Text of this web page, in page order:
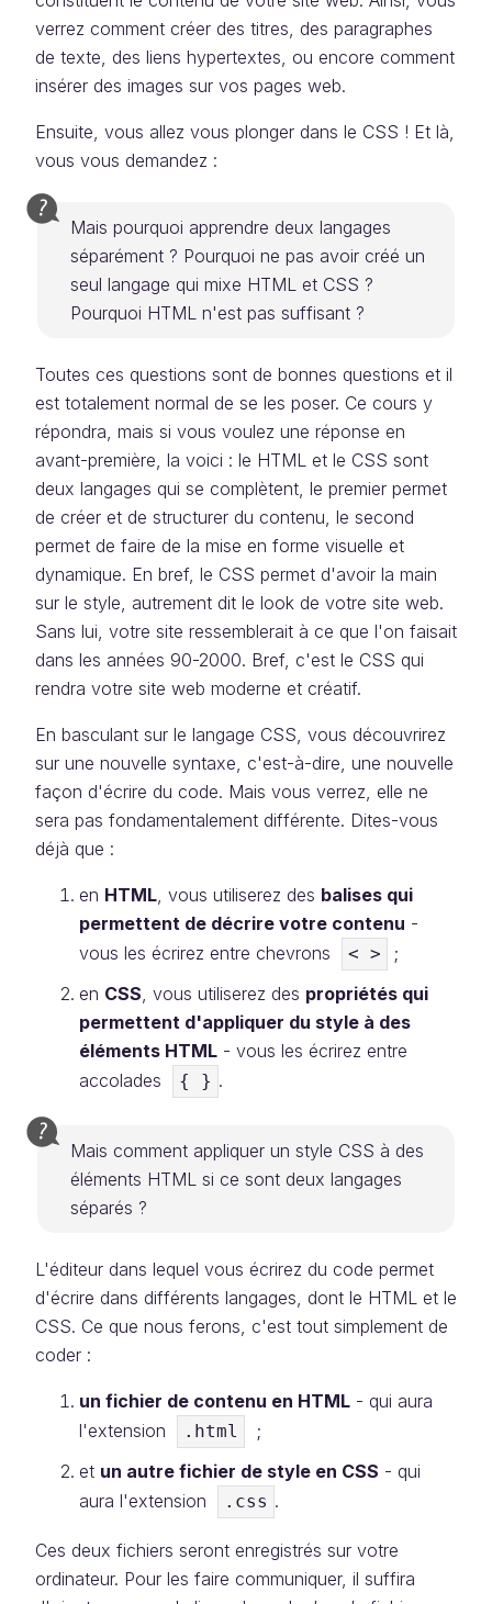
verrez comment créer des titres, des paragraphes
de texte, des liens hypertextes, ou encore comment
insérer des images sur vos pages web.
Ensuite, vous allez vous plonger dans le CSS ! Et là,
vous vous demandez :
Mais pourquoi apprendre deux langages
séparément ? Pourquoi ne pas avoir créé un
seul langage qui mixe HTML et CSS ?
Pourquoi HTML n'est pas suffisant ?
Toutes ces questions sont de bonnes questions et il
est totalement normal de se les poser. Ce cours y
répondra, mais si vous voulez une réponse en
avant-première, la voici : le HTML et le CSS sont
deux langages qui se complètent, le premier permet
de créer et de structurer du contenu, le second
permet de faire de la mise en forme visuelle et
dynamique. En bref, le CSS permet d'avoir la main
sur le style, autrement dit le look de votre site web.
Sans lui, votre site ressemblerait à ce que l'on faisait
dans les années 90-2000. Bref, c'est le CSS qui
rendra votre site web moderne et créatif.
En basculant sur le langage CSS, vous découvrirez
sur une nouvelle syntaxe, c'est-à-dire, une nouvelle
façon d'écrire du code. Mais vous verrez, elle ne
sera pas fondamentalement différente. Dites-vous
déjà que :
en HTML, vous utiliserez des balises qui
permettent de décrire votre contenu -
vous les écrirez entre chevrons
< >
;
en CSS, vous utiliserez des propriétés qui
permettent d'appliquer du style à des
éléments HTML - vous les écrirez entre
accolades
{ } .
Mais comment appliquer un style CSS à des
éléments HTML si ce sont deux langages
séparés ?
L'éditeur dans lequel vous écrirez du code permet
d'écrire dans différents langages, dont le HTML et le
CSS. Ce que nous ferons, c'est tout simplement de
coder :
un fichier de contenu en HTML - qui aura
l'extension
.html
;
et un autre fichier de style en CSS - qui
aura l'extension
.css .
Ces deux fichiers seront enregistrés sur votre
ordinateur. Pour les faire communiquer, il suffira